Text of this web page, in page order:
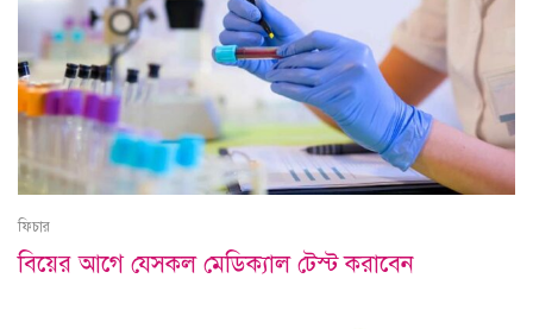
ফিচার
বিয়ের আগে যেসকল মেডিক্যাল টেস্ট করাবেন